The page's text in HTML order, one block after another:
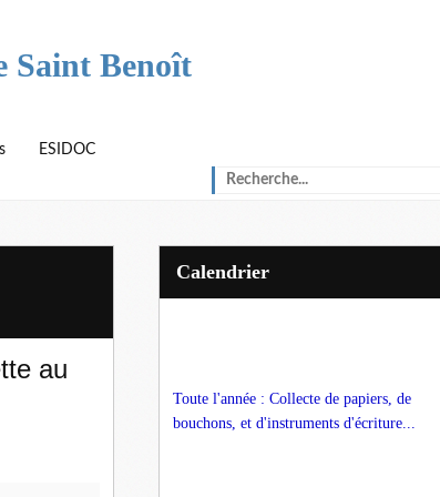
Saint Benoît
ESIDOC
au
Calendrier
Toute l'année : Collecte de papiers, de
bouchons, et d'instruments d'écriture...